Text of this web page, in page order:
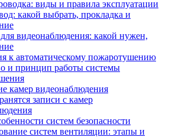
виды и правила эксплуатации
какой выбрать, прокладка и
видеонаблюдения: какой нужен,
к автоматическому пожаротушению
и принцип работы системы
камер видеонаблюдения
записи с камер
систем безопасности
систем вентиляции: этапы и